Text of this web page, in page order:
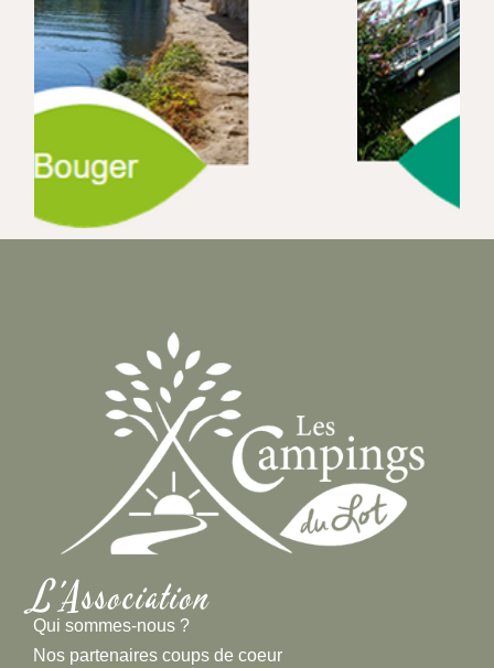
L'Association
Qui sommes-nous ?
Nos partenaires coups de coeur